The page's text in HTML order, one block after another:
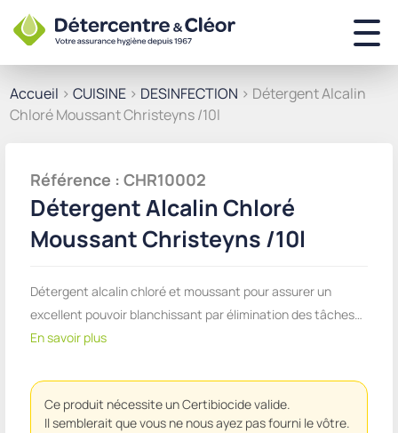
Accueil > CUISINE > DESINFECTION > Détergent Alcalin
Chloré Moussant Christeyns /10l
Référence : CHR10002
Détergent Alcalin Chloré
Moussant Christeyns /10l
Détergent alcalin chloré et moussant pour assurer un
excellent pouvoir blanchissant par élimination des tâches…
En savoir plus
Ce produit nécessite un Certibiocide valide.
Il semblerait que vous ne nous ayez pas fourni le vôtre.